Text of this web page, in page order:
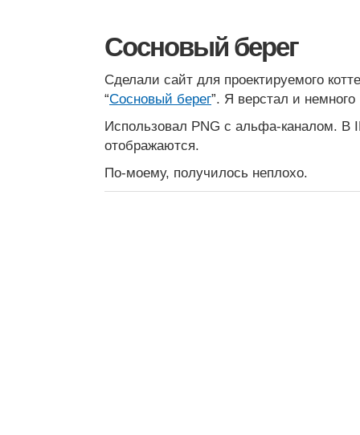
Сосновый берег
Сделали сайт для проектируемого
“Сосновый берег”. Я верстал и
Использовал PNG с альфа-каналом. В
отображаются.
По-моему, получилось неплохо.